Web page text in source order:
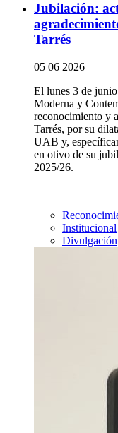
Jubilación:
Tarrés
05 06 2026
El lunes 3 de
Moderna y
reconocimiento y
Tarrés, por su
UAB y,
en otivo de su
2025/26.
Institucional
Divulgación